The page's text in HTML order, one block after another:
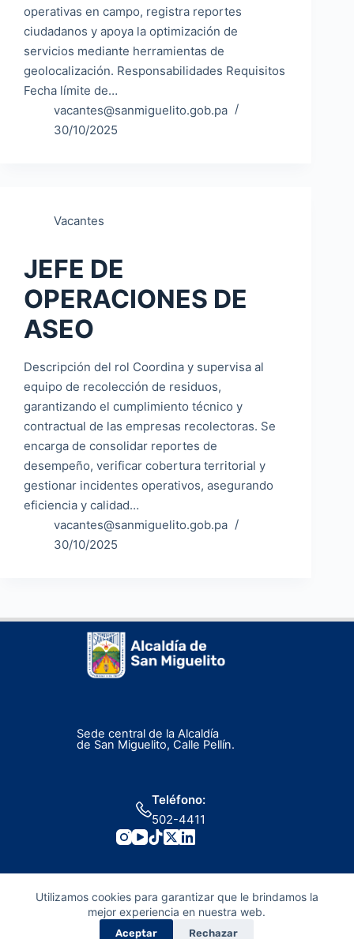
Utilizamos cookies para garantizar que le brindamos la
mejor experiencia en nuestra web.
Aceptar Rechazar
operativas en campo, registra reportes
ciudadanos y apoya la optimización de
servicios mediante herramientas de
geolocalización. Responsabilidades Requisitos
Fecha límite de…
vacantes@sanmiguelito.gob.pa
30/10/2025
Vacantes
JEFE DE
OPERACIONES DE
ASEO
Descripción del rol Coordina y supervisa al
equipo de recolección de residuos,
garantizando el cumplimiento técnico y
contractual de las empresas recolectoras. Se
encarga de consolidar reportes de
desempeño, verificar cobertura territorial y
gestionar incidentes operativos, asegurando
eficiencia y calidad…
vacantes@sanmiguelito.gob.pa
30/10/2025
Sede central de la Alcaldía
de San Miguelito, Calle Pellín.
Teléfono:
502-4411